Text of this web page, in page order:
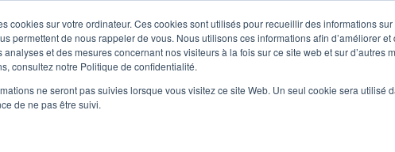
cookies sur votre ordinateur. Ces cookies sont utilisés pour recueillir des informations
permettent de nous rappeler de vous. Nous utilisons ces informations afin d’améliorer
et des mesures concernant nos visiteurs à la fois sur ce site web et sur d’autres
consultez notre Politique de confidentialité.
ne seront pas suivies lorsque vous visitez ce site Web. Un seul cookie sera utilisé
de ne pas être suivi.
User
Nouvelles